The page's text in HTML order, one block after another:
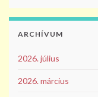
ARCHÍVUM
2026. július
2026. március